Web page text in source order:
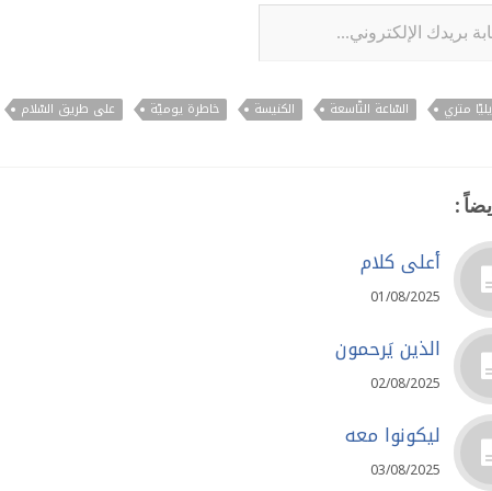
متري السّاعة التّاسعة الكنيسة خاطرة يوميّة على طريق السّلام
:
أعلى كلام
01/08/2025
الذين يَرحمون
02/08/2025
ليكونوا معه
03/08/2025